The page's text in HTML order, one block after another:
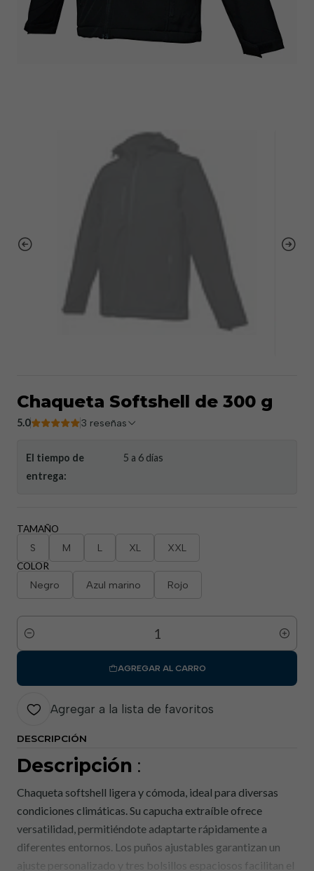
Chaqueta Softshell de 300 g
5.0 3 reseñas
El tiempo de
entrega:
5 a 6 días
TAMAÑO
S M L XL XXL
COLOR
Negro Azul marino Rojo
Cantidad
AGREGAR AL CARRO
Agregar a la lista de favoritos
DESCRIPCIÓN
Descripción :
Chaqueta softshell ligera y cómoda, ideal para diversas
condiciones climáticas. Su capucha extraíble ofrece
versatilidad, permitiéndote adaptarte rápidamente a
diferentes entornos. Los puños ajustables garantizan un
ajuste personalizado y tres bolsillos espaciosos facilitan el